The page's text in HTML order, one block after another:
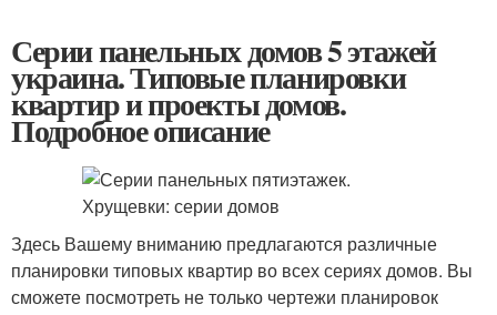
Серии панельных домов 5 этажей
украина. Типовые планировки
квартир и проекты домов.
Подробное описание
Здесь Вашему вниманию предлагаются различные
планировки типовых квартир во всех сериях домов. Вы
сможете посмотреть не только чертежи планировок